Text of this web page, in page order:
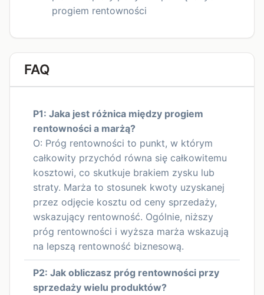
progiem rentowności
FAQ
P1: Jaka jest różnica między progiem
rentowności a marżą?
O: Próg rentowności to punkt, w którym
całkowity przychód równa się całkowitemu
kosztowi, co skutkuje brakiem zysku lub
straty. Marża to stosunek kwoty uzyskanej
przez odjęcie kosztu od ceny sprzedaży,
wskazujący rentowność. Ogólnie, niższy
próg rentowności i wyższa marża wskazują
na lepszą rentowność biznesową.
P2: Jak obliczasz próg rentowności przy
sprzedaży wielu produktów?